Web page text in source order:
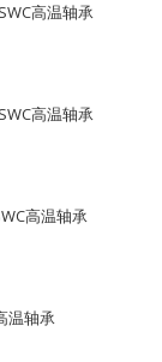
高温轴承
高温轴承
高温轴承
温轴承